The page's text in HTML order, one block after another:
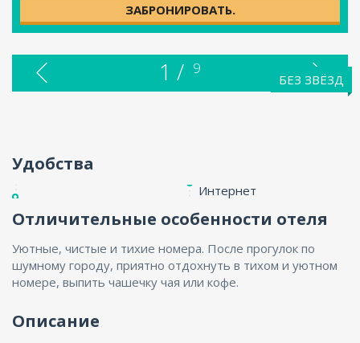
ЗАБРОНИРОВАТЬ.
БЕЗ ЗВЁЗД
1 / 9
Удобства
Интернет
Отличительные особенности отеля
Уютные, чистые и тихие номера. После прогулок по
шумному городу, приятно отдохнуть в тихом и уютном
номере, выпить чашечку чая или кофе.
Описание